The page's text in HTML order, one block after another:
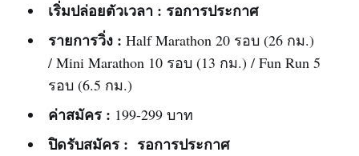
เริ่มปล่อยตัวเวลา : รอการประกาศ
รายการวิ่ง : Half Marathon 20 รอบ (26 กม.)
/ Mini Marathon 10 รอบ (13 กม.) / Fun Run 5
รอบ (6.5 กม.)
ค่าสมัคร : 199-299 บาท
ปิดรับสมัคร : รอการประกาศ